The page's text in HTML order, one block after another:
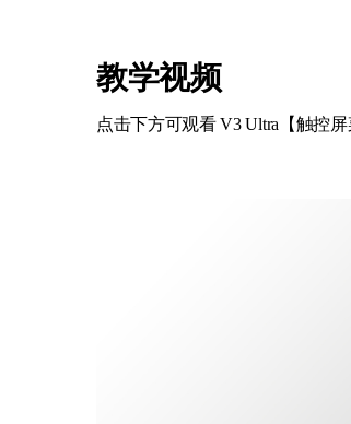
教学视频
点击下方可观看 V3 Ultra【触控